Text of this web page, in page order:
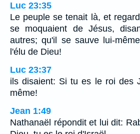
Luc 23:35
Le peuple se tenait là, et
se moquaient de Jésus,
autres; qu'il se sauve lui-
l'élu de Dieu!
Luc 23:37
ils disaient: Si tu es le roi des
même!
Jean 1:49
Nathanaël répondit et lui dit: